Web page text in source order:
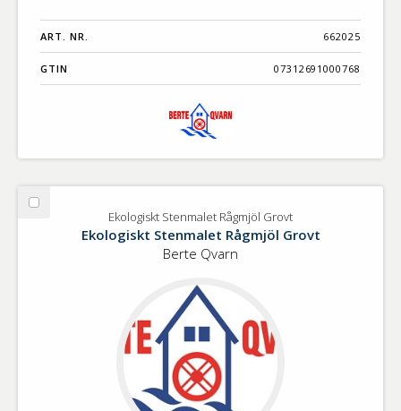
ART. NR. 662025
GTIN 07312691000768
Välj
Stenmalet
Ekologiskt Stenmalet Rågmjöl Grovt
Ekologiskt Stenmalet Rågmjöl Grovt
Berte Qvarn